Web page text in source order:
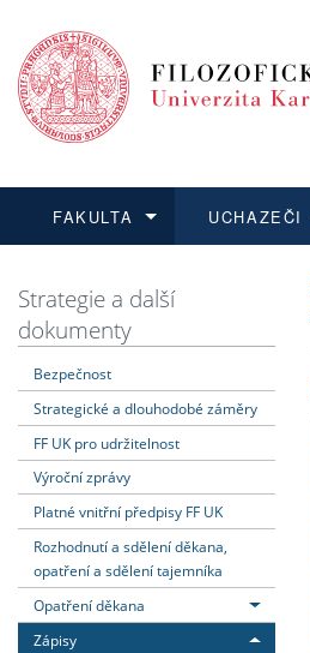
FAKULTA
Dozvědět se více
UCHAZEČI
Podat přihlášku
Dozvědět se více
Dozvědět se více
Dozvědět se více
Strategie a další
dokumenty
Bezpečnost
Strategické a dlouhodobé záměry
FF UK pro udržitelnost
Výroční zprávy
Platné vnitřní předpisy FF UK
Rozhodnutí a sdělení děkana,
opatření a sdělení tajemníka
Opatření děkana
Zápisy